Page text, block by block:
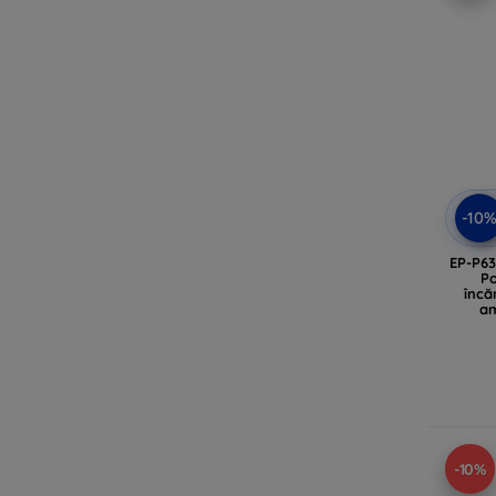
-10%
EP-
-10%